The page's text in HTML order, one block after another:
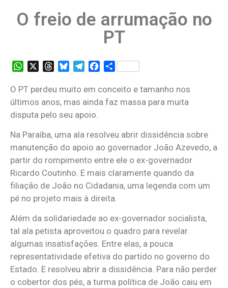
O freio de arrumação no
PT
WhatsAppThreadsBlueskyTelegramFacebook
Share
O PT perdeu muito em conceito e tamanho nos
últimos anos, mas ainda faz massa para muita
disputa pelo seu apoio.
Na Paraíba, uma ala resolveu abrir dissidência sobre
manutenção do apoio ao governador João Azevedo, a
partir do rompimento entre ele o ex-governador
Ricardo Coutinho. E mais claramente quando da
filiação de João no Cidadania, uma legenda com um
pé no projeto mais à direita.
Além da solidariedade ao ex-governador socialista,
tal ala petista aproveitou o quadro para revelar
algumas insatisfações. Entre elas, a pouca
representatividade efetiva do partido no governo do
Estado. E resolveu abrir a dissidência. Para não perder
o cobertor dos pés, a turma política de João caiu em